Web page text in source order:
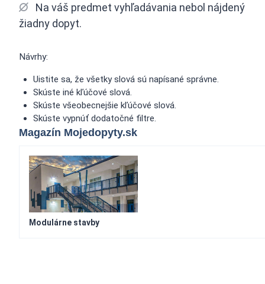
Na váš predmet vyhľadávania nebol nájdený
žiadny dopyt.
Návrhy:
Uistite sa, že všetky slová sú napísané správne.
Skúste iné kľúčové slová.
Skúste všeobecnejšie kľúčové slová.
Skúste vypnúť dodatočné filtre.
Magazín Mojedopyty.sk
Modulárne stavby